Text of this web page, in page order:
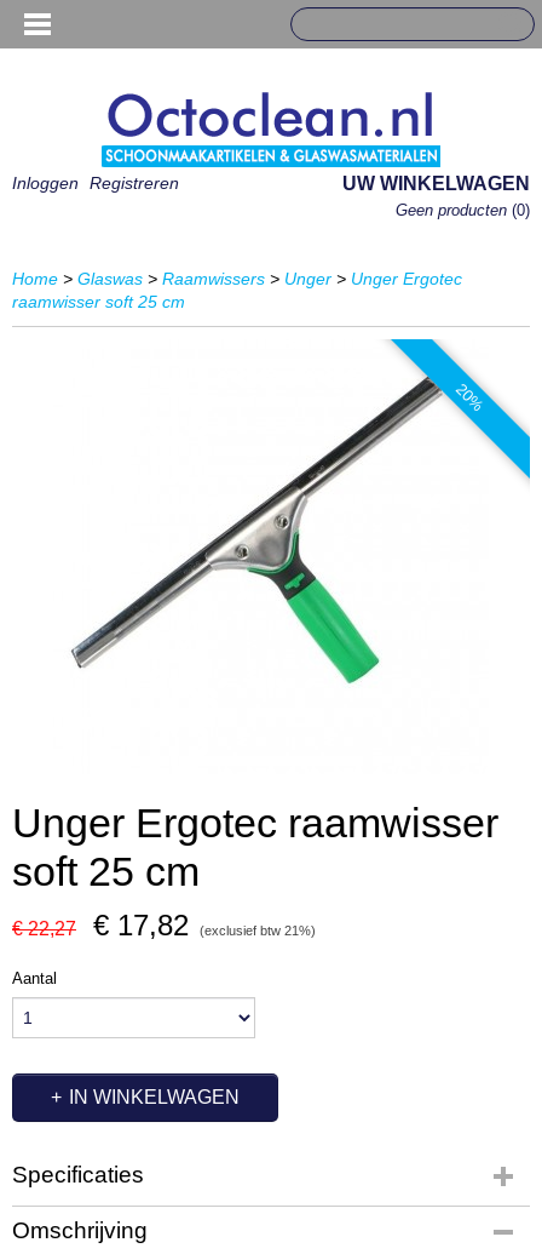
Inloggen Registreren UW WINKELWAGEN
Geen producten (0)
Home > Glaswas > Raamwissers > Unger > Unger Ergotec
raamwisser soft 25 cm
20%
Unger Ergotec raamwisser
soft 25 cm
€ 22,27 € 17,82 (exclusief btw 21%)
Aantal
IN WINKELWAGEN
Specificaties
Productcode
UT3261
Omschrijving